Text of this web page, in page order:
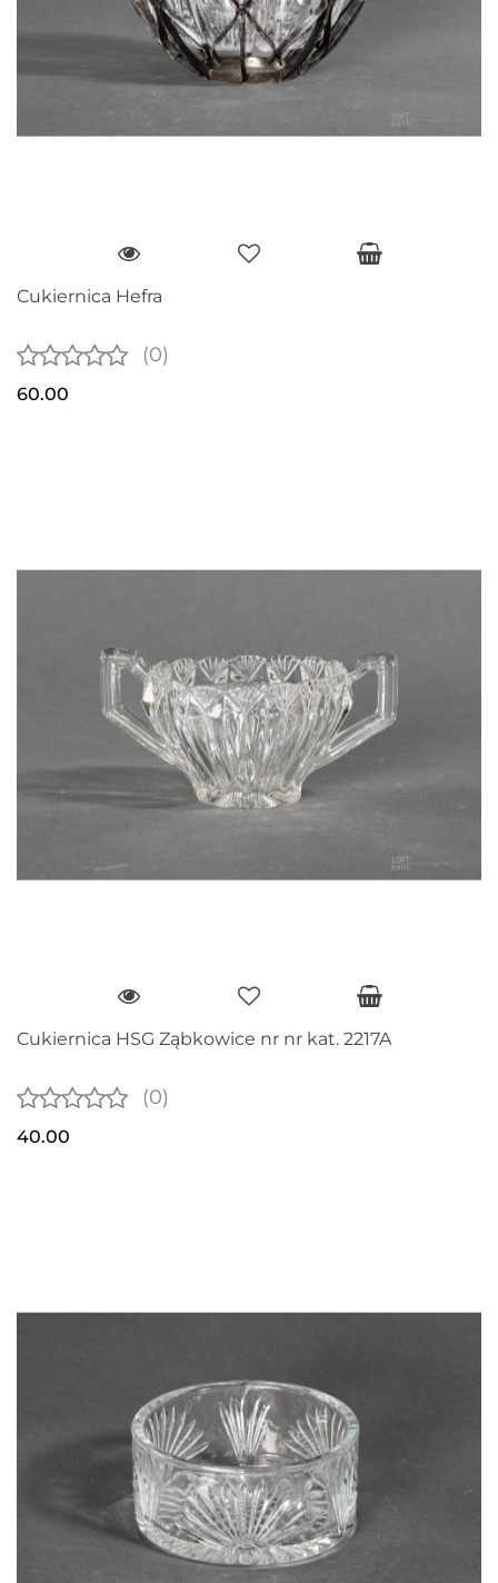
Cukiernica Hefra
(0)
60.00
Cukiernica HSG Ząbkowice nr nr kat. 2217A
(0)
40.00